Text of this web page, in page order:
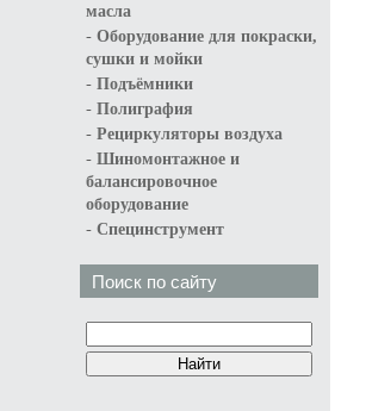
масла
- Оборудование для покраски,
сушки и мойки
- Подъёмники
- Полиграфия
- Рециркуляторы воздуха
- Шиномонтажное и
балансировочное
оборудование
- Специнструмент
Поиск по сайту